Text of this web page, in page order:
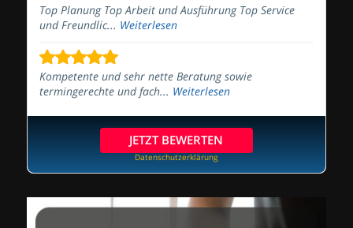
Top Planung Top Arbeit und Ausführung Top Service
und Freundlic... Weiterlesen
Kompetente und sehr nette Beratung sowie
termingerechte und fach... Weiterlesen
JETZT BEWERTEN
Datenschutzerklärung